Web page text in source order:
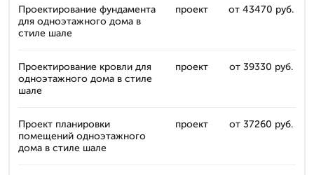
Проектирование фундамента
для одноэтажного дома в
стиле шале
проект от 43470 руб.
Проектирование кровли для
одноэтажного дома в стиле
шале
проект от 39330 руб.
Проект планировки
помещений одноэтажного
дома в стиле шале
проект от 37260 руб.